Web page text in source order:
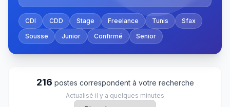
CDI CDD Stage Freelance Tunis
Sfax
Sousse
Junior Confirmé Senior
216 postes correspondent à votre recherche
Actualisé il y a quelques minutes